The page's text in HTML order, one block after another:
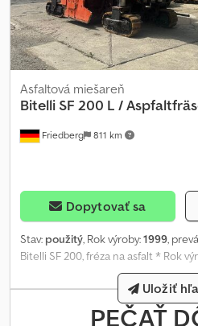
Friedberg 811 km
Asfaltová miešareň
Bitelli SF 200 L /
Dopytovať sa
Stav: použitý, Rok výroby:1999,
Bitelli SF 200, fréza na asfalt * Rok
hodín * Motor: MB * Šírka
* Hydraulicky sklopný pás *
videí zašleme prostredníctvom
PEČAŤ
Uložiť